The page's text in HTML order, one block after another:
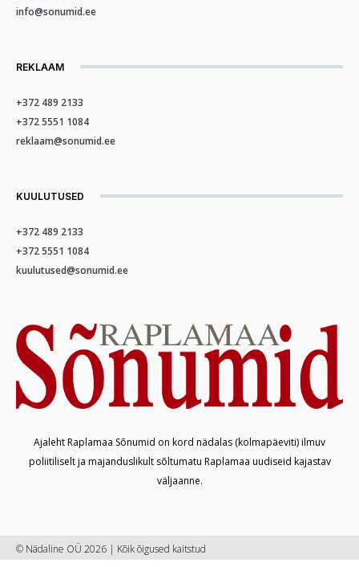
info@sonumid.ee
REKLAAM
+372 489 2133
+372 5551 1084
reklaam@sonumid.ee
KUULUTUSED
+372 489 2133
+372 5551 1084
kuulutused@sonumid.ee
Ajaleht Raplamaa Sõnumid on kord nädalas (kolmapäeviti) ilmuv
poliitiliselt ja majanduslikult sõltumatu Raplamaa uudiseid kajastav
väljaanne.
© Nädaline OÜ 2026 | Kõik õigused kaitstud